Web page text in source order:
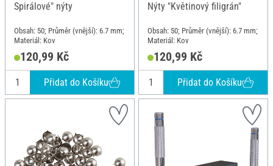
Spirálové" nýty
Obsah: 50; Průměr (vnější): 6.7 mm;
Materiál: Kov
120,99 Kč
Přidat do Košíku
Nýty "Květinový filigrán"
Obsah: 50; Průměr (vnější): 6.7 mm;
Materiál: Kov
120,99 Kč
Přidat do Košíku